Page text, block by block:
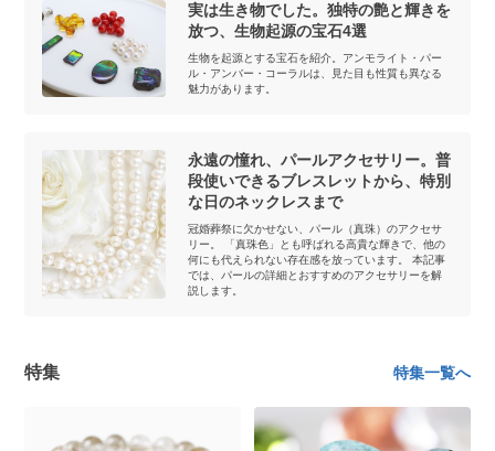
実は生き物でした。独特の艶と輝きを
放つ、生物起源の宝石4選
生物を起源とする宝石を紹介。アンモライト・パー
ル・アンバー・コーラルは、見た目も性質も異なる
魅力があります。
永遠の憧れ、パールアクセサリー。普
段使いできるブレスレットから、特別
な日のネックレスまで
冠婚葬祭に欠かせない、パール（真珠）のアクセサ
リー。 「真珠色」とも呼ばれる高貴な輝きで、他の
何にも代えられない存在感を放っています。 本記事
では、パールの詳細とおすすめのアクセサリーを解
説します。
特集 特集一覧へ